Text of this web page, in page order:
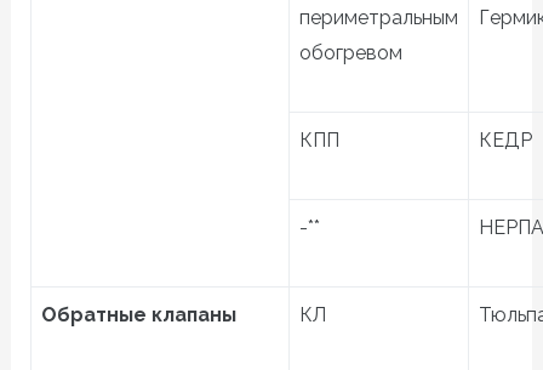
периметральным
обогревом
КПП КЕДР
-** НЕРПА
Обратные клапаны КЛ